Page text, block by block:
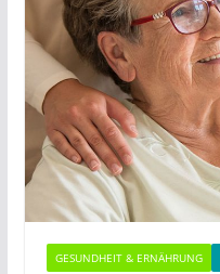
GESUNDHEIT & ERNÄHRUNG